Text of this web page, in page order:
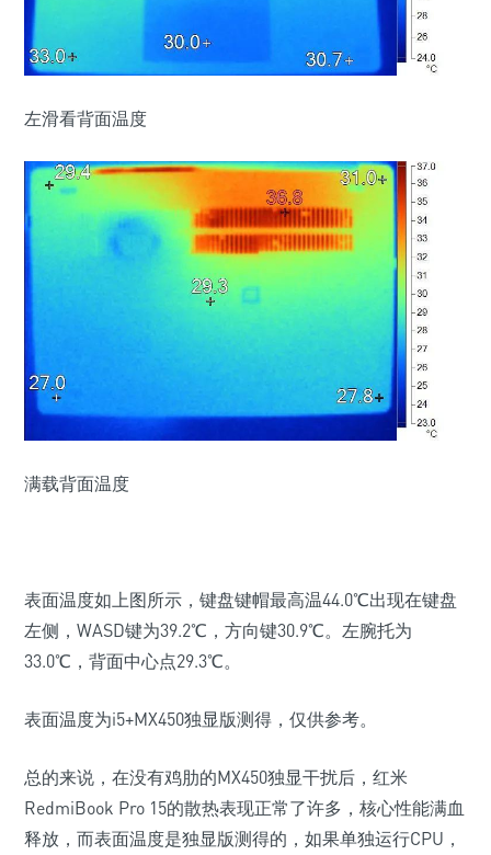
左滑看背面温度
满载背面温度
表面温度如上图所示，键盘键帽最高温44.0℃出现在键盘
左侧，WASD键为39.2℃，方向键30.9℃。左腕托为
33.0℃，背面中心点29.3℃。
表面温度为i5+MX450独显版测得，仅供参考。
总的来说，在没有鸡肋的MX450独显干扰后，红米
RedmiBook Pro 15的散热表现正常了许多，核心性能满血
释放，而表面温度是独显版测得的，如果单独运行CPU，